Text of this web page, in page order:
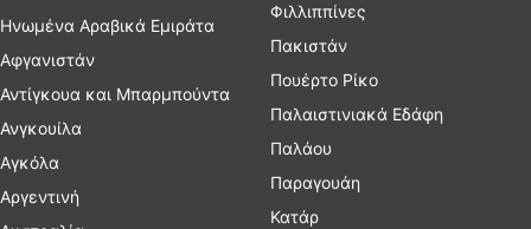
Ηνωμένα Αραβικά Εμιράτα
Αφγανιστάν
Αντίγκουα και Μπαρμπούντα
Ανγκουίλα
Αγκόλα
Αργεντινή
Φιλλιππίνες
Πακιστάν
Πουέρτο Ρίκο
Παλαιστινιακά Εδάφη
Παλάου
Παραγουάη
Κατάρ